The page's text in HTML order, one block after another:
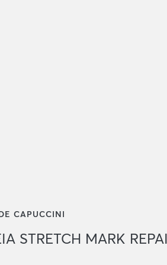
CAPUCCINI
STRETCH MARK